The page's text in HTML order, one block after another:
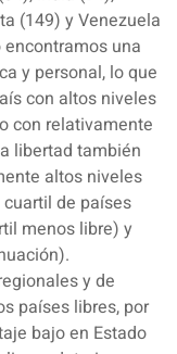
(149) y Venezuela
encontramos una
y personal, lo que
con altos niveles
con relativamente
libertad también
altos niveles
de países
menos libre) y
y de
países libres, por
bajo en Estado